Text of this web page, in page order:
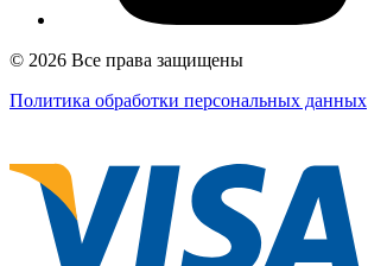
© 2026 Все права защищены
Политика обработки персональных данных